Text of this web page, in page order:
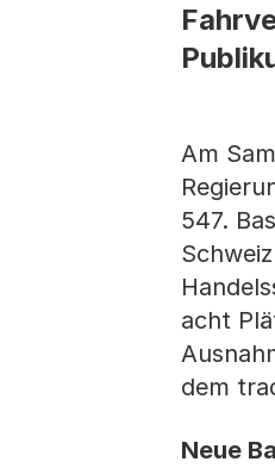
Am
547.
acht
dem
Neue